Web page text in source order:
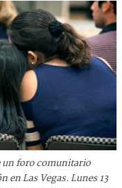
un foro comunitario
en Las Vegas. Lunes 13